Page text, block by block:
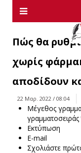
Πώς θα
χωρίς
αποδίδουν
22 Μαρ. 2022 / 08:04
Μέγεθος
γραμματοσειράς
Εκτύπωση
E-mail
Σχολιάστε